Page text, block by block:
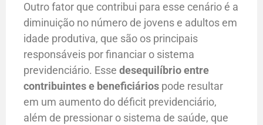
Outro fator que contribui para esse cenário é a
diminuição no número de jovens e adultos em
idade produtiva, que são os principais
responsáveis por financiar o sistema
previdenciário. Esse desequilíbrio entre
contribuintes e beneficiários pode resultar
em um aumento do déficit previdenciário,
além de pressionar o sistema de saúde, que